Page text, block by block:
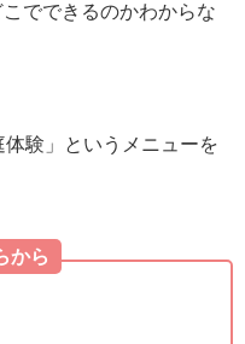
でできるのかわからな
験」というメニューを
から